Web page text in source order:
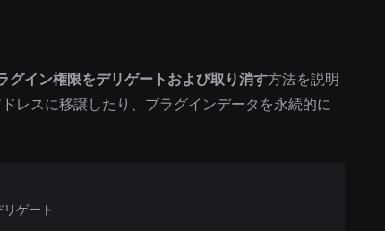
グイン権限をデリゲートおよび取り消す方法を説明
レスに移譲したり、プラグインデータを永続的に
ゲート